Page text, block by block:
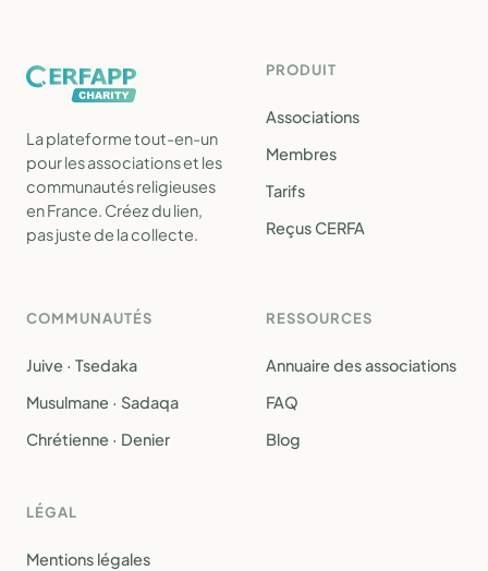
La plateforme tout-en-un
pour les associations et les
communautés religieuses
en France. Créez du lien,
pas juste de la collecte.
PRODUIT
Associations
Membres
Tarifs
Reçus CERFA
COMMUNAUTÉS
Juive · Tsedaka
Musulmane · Sadaqa
Chrétienne · Denier
RESSOURCES
Annuaire des associations
FAQ
Blog
LÉGAL
Mentions légales